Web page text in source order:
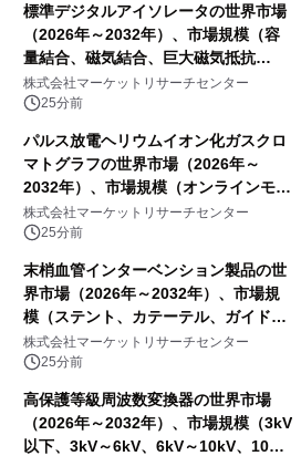
標準デジタルアイソレータの世界市場
（2026年～2032年）、市場規模（容
量結合、磁気結合、巨大磁気抵抗
（GMR））・分析レポートを発表
株式会社マーケットリサーチセンター
25分前
パルス放電ヘリウムイオン化ガスクロ
マトグラフの世界市場（2026年～
2032年）、市場規模（オンラインモニ
タリング型、ラボラトリー型）・分析
レポートを発表
株式会社マーケットリサーチセンター
25分前
末梢血管インターベンション製品の世
界市場（2026年～2032年）、市場規
模（ステント、カテーテル、ガイドワ
イヤー、シース、下大静脈フィルタ
ー、その他）・分析レポートを発表
株式会社マーケットリサーチセンター
25分前
高保護等級周波数変換器の世界市場
（2026年～2032年）、市場規模（3kV
以下、3kV～6kV、6kV～10kV、10kV